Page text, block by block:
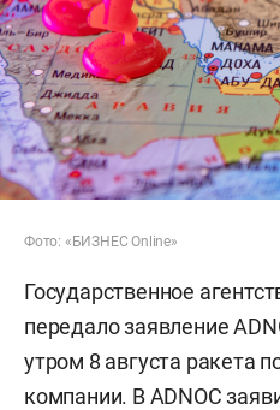
Фото: «БИЗНЕС Online»
Государственное
передало заявление
утром 8 августа ракета
компании. В ADNOC